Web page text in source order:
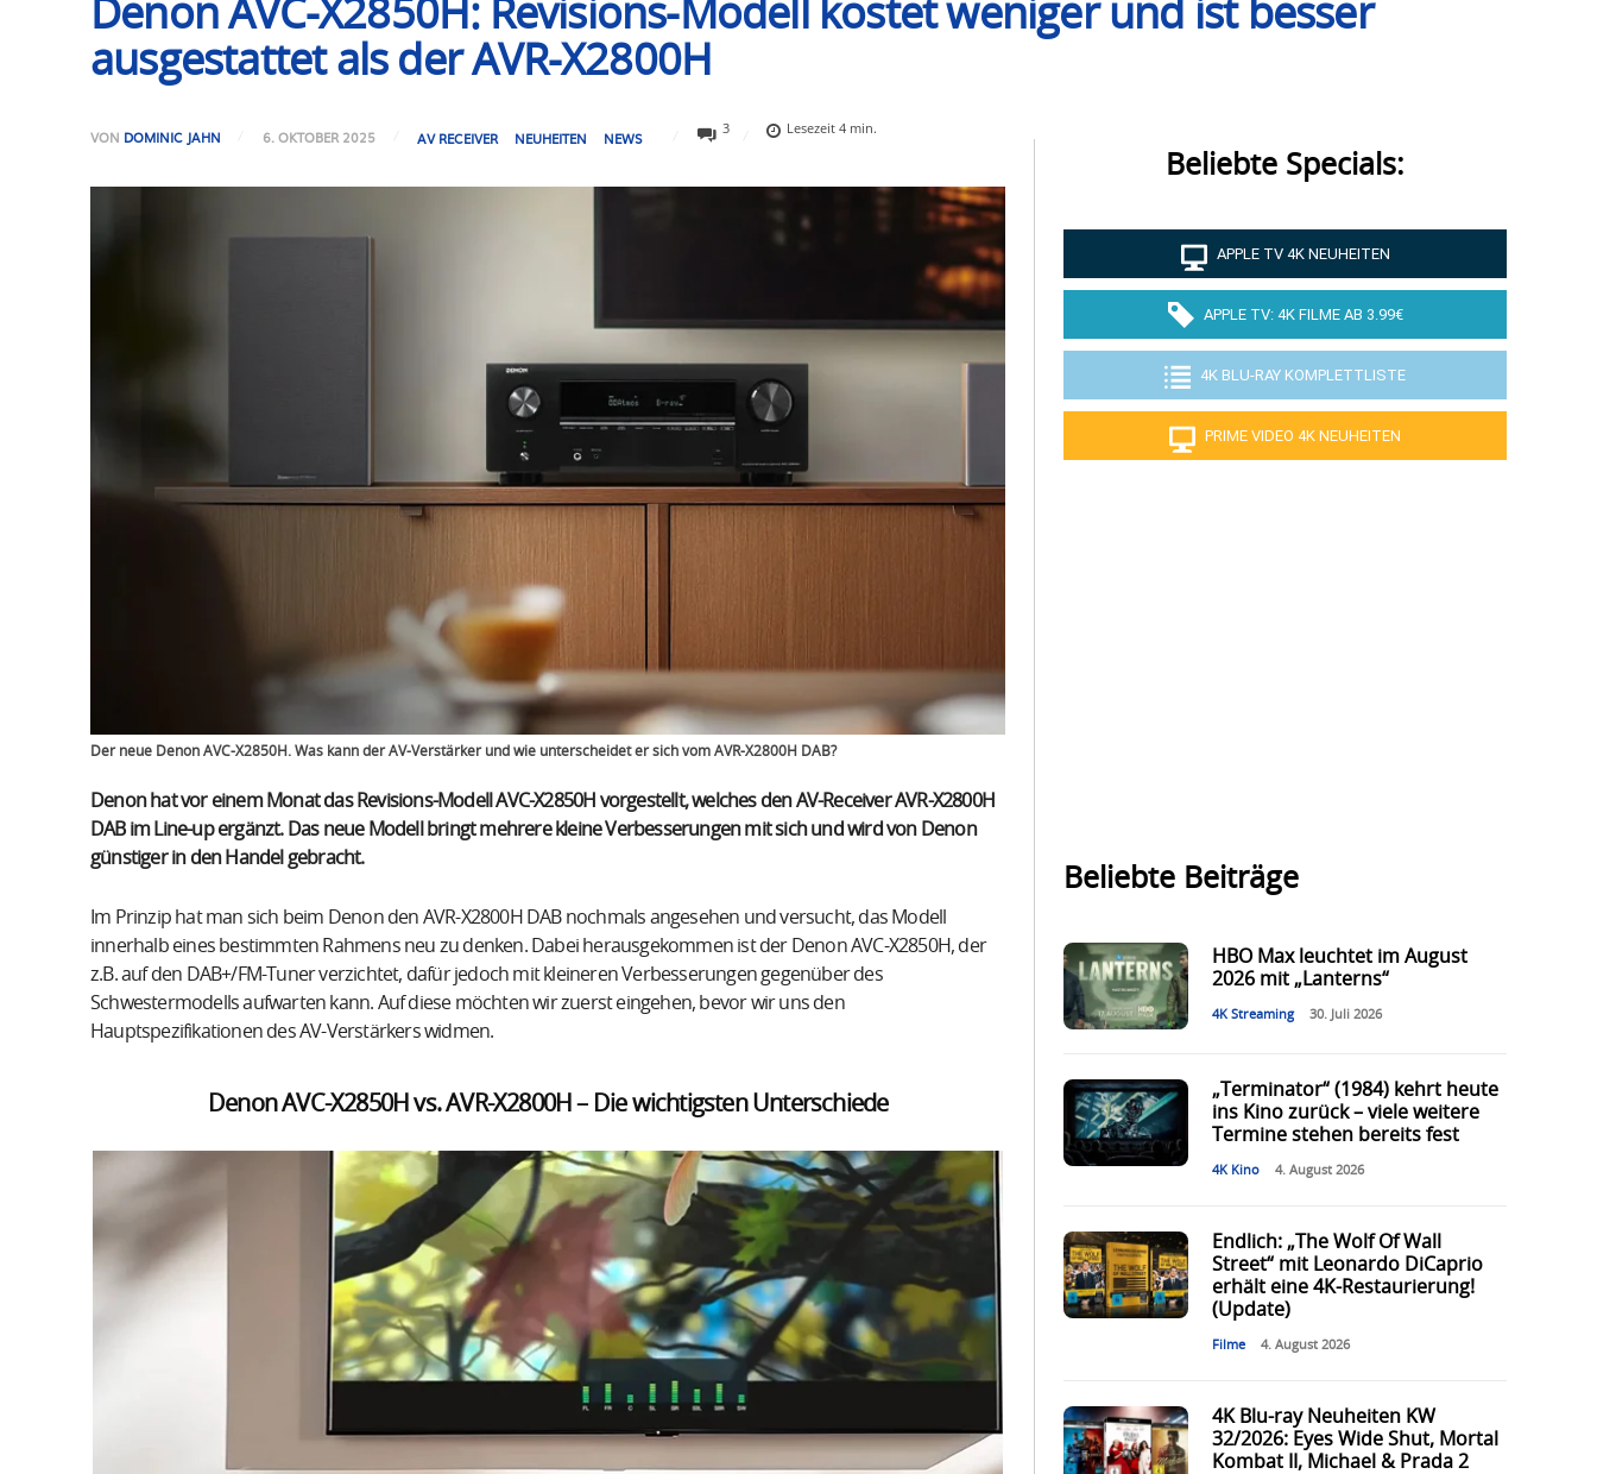
Denon AVC-X2850H: Revisions-Modell kostet weniger und ist besser
ausgestattet als der AVR-X2800H
VON DOMINIC JAHN 6. OKTOBER 2025 AV RECEIVER NEUHEITEN NEWS
3 Lesezeit4 min.
Der neue Denon AVC-X2850H. Was kann der AV-Verstärker und wie unterscheidet er sich vom AVR-X2800H DAB?
Denon hat vor einem Monat das Revisions-Modell AVC-X2850H vorgestellt, welches den AV-Receiver AVR-X2800H
DAB im Line-up ergänzt. Das neue Modell bringt mehrere kleine Verbesserungen mit sich und wird von Denon
günstiger in den Handel gebracht.
Im Prinzip hat man sich beim Denon den AVR-X2800H DAB nochmals angesehen und versucht, das Modell
innerhalb eines bestimmten Rahmens neu zu denken. Dabei herausgekommen ist der Denon AVC-X2850H, der
z.B. auf den DAB+/FM-Tuner verzichtet, dafür jedoch mit kleineren Verbesserungen gegenüber des
Schwestermodells aufwarten kann. Auf diese möchten wir zuerst eingehen, bevor wir uns den
Hauptspezifikationen des AV-Verstärkers widmen.
Denon AVC-X2850H vs. AVR-X2800H – Die wichtigsten Unterschiede
Beliebte Specials:
APPLE TV 4K NEUHEITEN
APPLE TV: 4K FILME AB 3.99€
4K BLU-RAY KOMPLETTLISTE
PRIME VIDEO 4K NEUHEITEN
Beliebte Beiträge
HBO Max leuchtet im August
2026 mit „Lanterns“
4K Streaming 30. Juli 2026
„Terminator“ (1984) kehrt heute
ins Kino zurück – viele weitere
Termine stehen bereits fest
4K Kino 4. August 2026
Endlich: „The Wolf Of Wall
Street“ mit Leonardo DiCaprio
erhält eine 4K-Restaurierung!
(Update)
Filme 4. August 2026
4K Blu-ray Neuheiten KW
32/2026: Eyes Wide Shut, Mortal
Kombat II, Michael & Prada 2